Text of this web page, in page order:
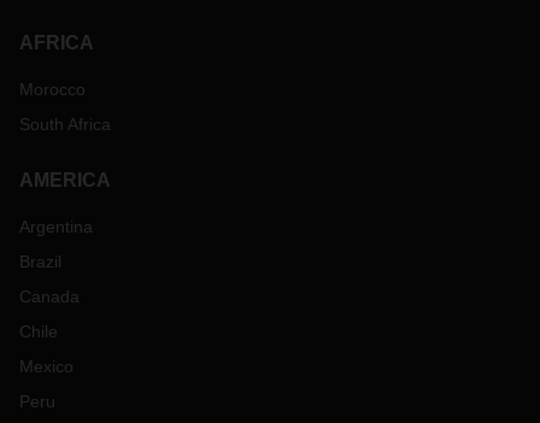
AFRICA
Morocco
South Africa
AMERICA
Argentina
Brazil
Canada
Chile
Mexico
Peru